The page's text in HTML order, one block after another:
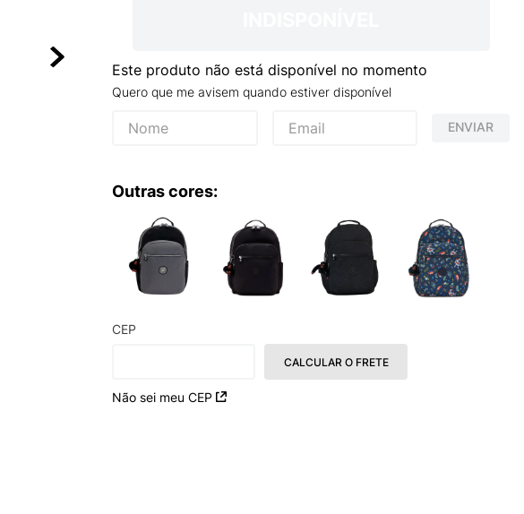
Este produto não está disponível no momento
Quero que me avisem quando estiver disponível
ENVIAR
Outras cores:
CEP
Não sei meu CEP
CALCULAR O FRETE